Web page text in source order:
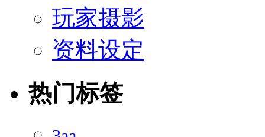
玩家摄影
资料设定
热门标签